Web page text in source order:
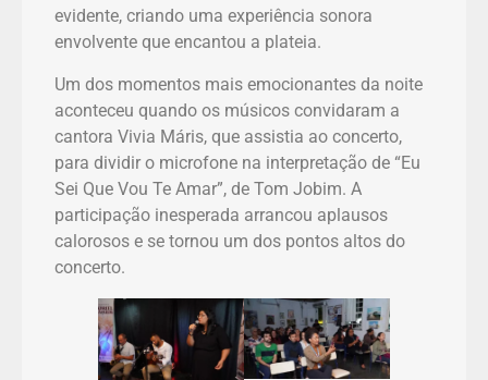
evidente, criando uma experiência sonora
envolvente que encantou a plateia.
Um dos momentos mais emocionantes da noite
aconteceu quando os músicos convidaram a
cantora Vivia Máris, que assistia ao concerto,
para dividir o microfone na interpretação de “Eu
Sei Que Vou Te Amar”, de Tom Jobim. A
participação inesperada arrancou aplausos
calorosos e se tornou um dos pontos altos do
concerto.